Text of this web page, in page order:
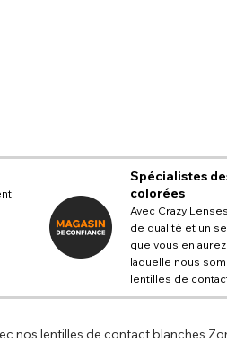
Spécialistes
colorées
Avec Crazy
de qualité et un
que vous en
laquelle nous
lentilles de
nos lentilles de contact blanches